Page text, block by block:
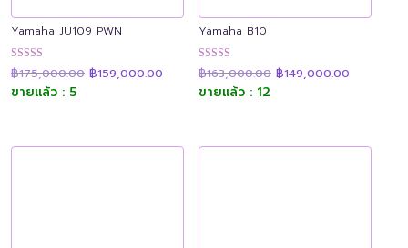
Yamaha JU109 PWN
ให้คะแนน
4.94
ตั้งแต่ 1-5
฿175,000.00 Original
price
฿159,000.00 Current
฿159,000.00.
ขายแล้ว : 5
Yamaha B10
ให้คะแนน
4.90
ตั้งแต่ 1-5
฿163,000.00 Original
price
฿149,000.00price
ขายแล้ว : 12